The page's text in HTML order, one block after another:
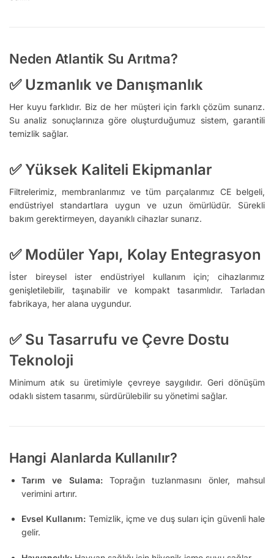
Neden Atlantik Su Arıtma?
✅ Uzmanlık ve Danışmanlık
Her kuyu farklıdır. Biz de her müşteri için farklı çözüm sunarız.
Su analiz sonuçlarınıza göre oluşturduğumuz sistem, garantili
temizlik sağlar.
✅Yüksek Kaliteli Ekipmanlar
Filtrelerimiz, membranlarımız ve tüm parçalarımız CE belgeli,
endüstriyel standartlara uygun ve uzun ömürlüdür. Sürekli
bakım gerektirmeyen, dayanıklı cihazlar sunarız.
✅ Modüler Yapı, Kolay Entegrasyon
İster bireysel ister endüstriyel kullanım için; cihazlarımız
genişletilebilir, taşınabilir ve kompakt tasarımlıdır. Tarladan
fabrikaya, her alana uygundur.
✅ Su Tasarrufu ve Çevre Dostu
Teknoloji
Minimum atık su üretimiyle çevreye saygılıdır. Geri dönüşüm
odaklı sistem tasarımı, sürdürülebilir su yönetimi sağlar.
Hangi Alanlarda Kullanılır?
Tarım ve Sulama:Toprağın tuzlanmasını önler, mahsul
verimini artırır.
Evsel Kullanım: Temizlik, içme ve duş suları için güvenli hale
gelir.